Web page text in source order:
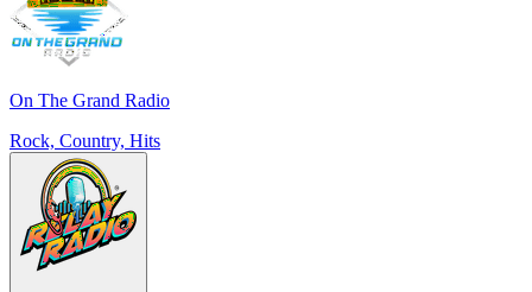
On The Grand Radio
Rock, Country, Hits